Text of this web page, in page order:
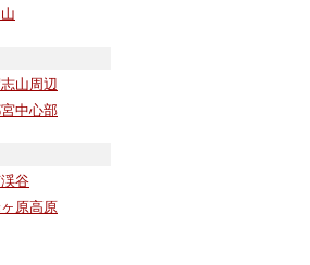
山周辺
中心部
谷
原高原